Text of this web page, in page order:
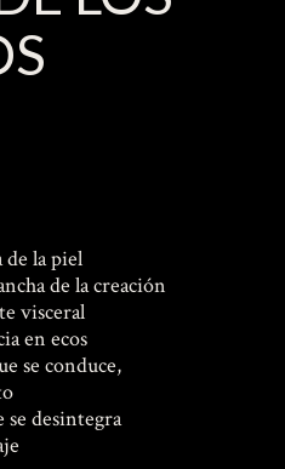
de la piel
de la creación
visceral
en ecos
se conduce,
se desintegra